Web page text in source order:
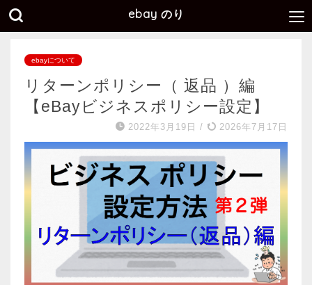
ebay のり
ebayについて
リターンポリシー（ 返品 ）編
【eBayビジネスポリシー設定】
2022年3月19日 / 2026年7月17日